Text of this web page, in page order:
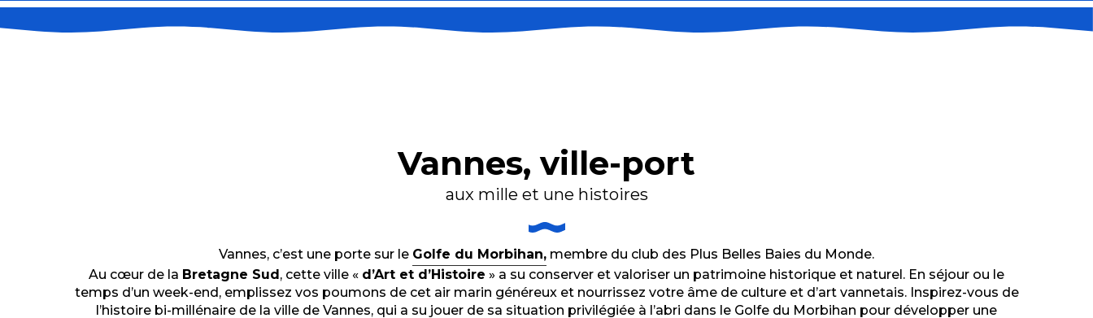
Vannes, ville-port
aux mille et une histoires
Vannes, c’est une porte sur le Golfe du Morbihan, membre du club des Plus Belles Baies du Monde.
Au cœur de la Bretagne Sud, cette ville « d’Art et d’Histoire » a su conserver et valoriser un patrimoine historique et naturel. En séjour ou le
temps d’un week-end, emplissez vos poumons de cet air marin généreux et nourrissez votre âme de culture et d’art vannetais. Inspirez-vous de
l’histoire bi-millénaire de la ville de Vannes, qui a su jouer de sa situation privilégiée à l’abri dans le Golfe du Morbihan pour développer une